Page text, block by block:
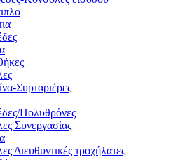
Συρταριέρες
Πολυθρὀνες
Συνεργασίας
Διευθυντικές τροχήλατες